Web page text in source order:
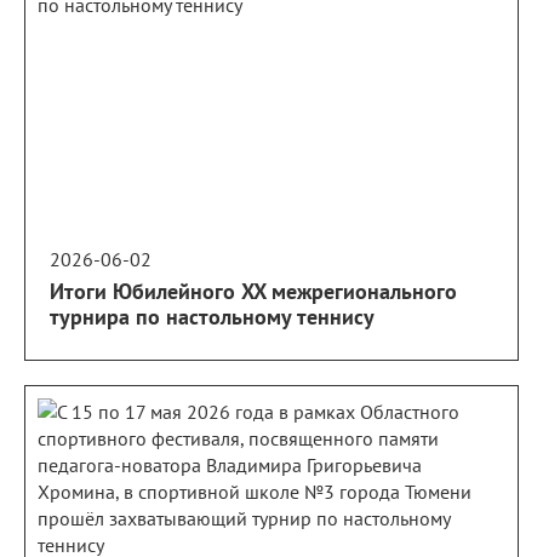
2026-06-02
Итоги Юбилейного XX межрегионального
турнира по настольному теннису